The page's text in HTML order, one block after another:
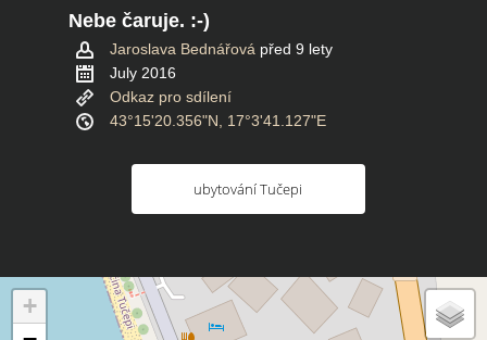
Nebe čaruje. :-)
Jaroslava Bednářová před 9 lety
July 2016
Odkaz pro sdílení
43°15'20.356"N, 17°3'41.127"E
ubytování Tučepi
+